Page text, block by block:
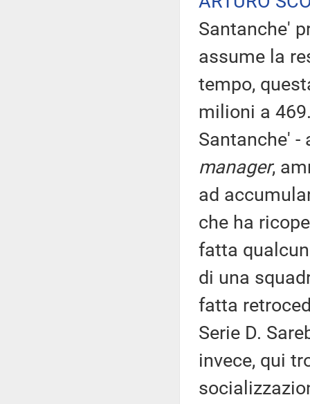
Santanche'
assume la
tempo,
milioni a
Santanche' -
manager,
ad
che ha
fatta
di una
fatta
Serie D.
invece, qui